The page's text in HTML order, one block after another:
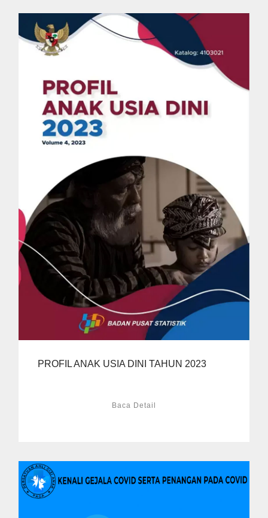
PROFIL ANAK USIA DINI TAHUN 2023
Baca Detail